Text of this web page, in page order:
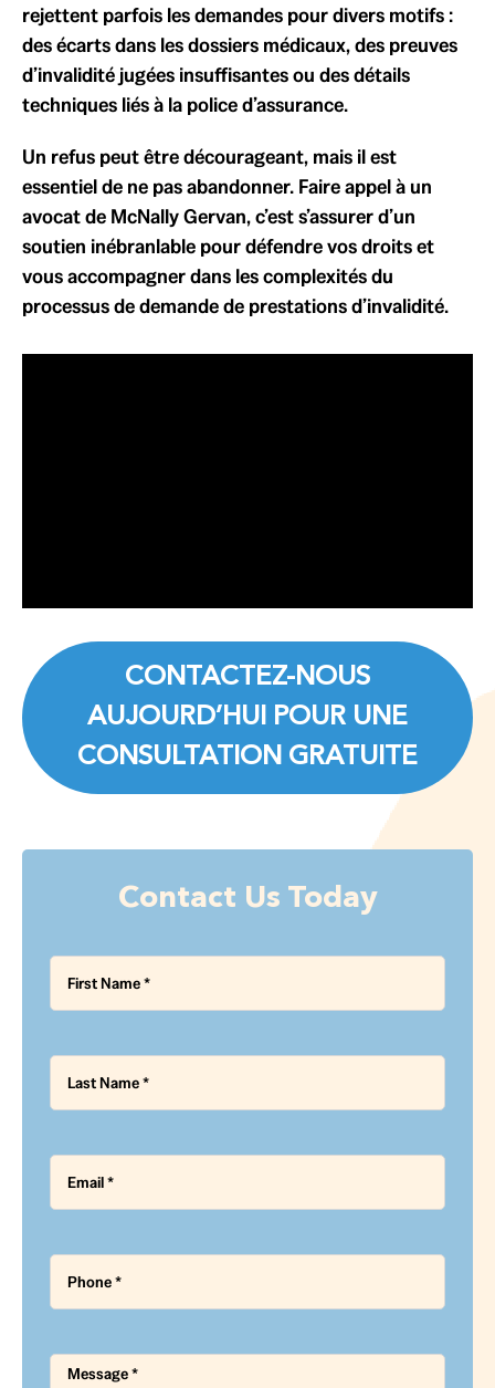
rejettent parfois les demandes pour divers motifs :
des écarts dans les dossiers médicaux, des preuves
d’invalidité jugées insuffisantes ou des détails
techniques liés à la police d’assurance.
Un refus peut être décourageant, mais il est
essentiel de ne pas abandonner. Faire appel à un
avocat de McNally Gervan, c’est s’assurer d’un
soutien inébranlable pour défendre vos droits et
vous accompagner dans les complexités du
processus de demande de prestations d’invalidité.
CONTACTEZ-NOUS
AUJOURD’HUI POUR UNE
CONSULTATION GRATUITE
Contact Us Today